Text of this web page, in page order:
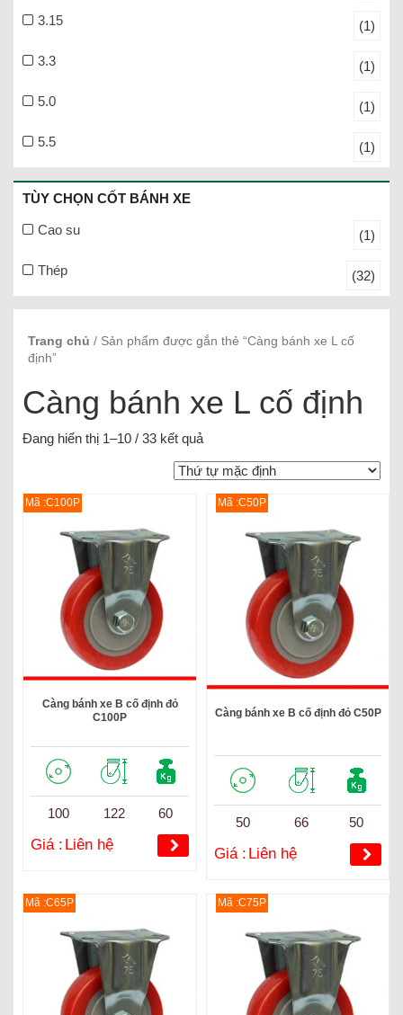
3.15 (1)
3.3 (1)
5.0 (1)
5.5 (1)
TÙY CHỌN CỐT BÁNH XE
Cao su (1)
Thép (32)
Trang chủ / Sản phẩm được gắn thẻ “Càng bánh xe L cố
định”
Càng bánh xe L cố định
Đang hiển thị 1–10 / 33 kết quả
Mã :C100P
Càng bánh xe B cố định đỏ
C100P
100 122 60
Giá : Liên hệ
Mã :C50P
Càng bánh xe B cố định đỏ C50P
50 66 50
Giá : Liên hệ
Mã :C65P Mã :C75P